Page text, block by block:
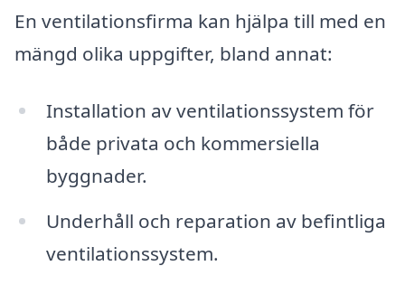
En ventilationsfirma kan hjälpa till med en
mängd olika uppgifter, bland annat:
Installation av ventilationssystem för
både privata och kommersiella
byggnader.
Underhåll och reparation av befintliga
ventilationssystem.